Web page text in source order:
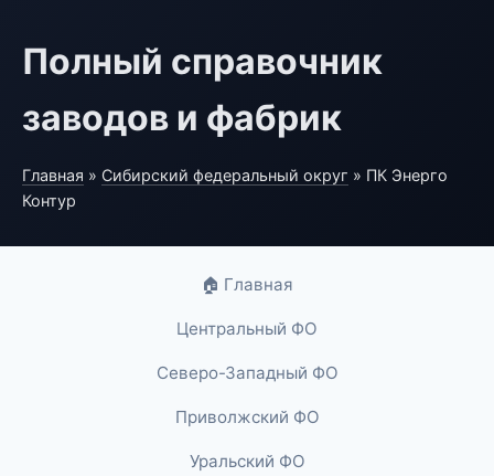
Полный справочник
заводов и фабрик
Главная » Сибирский федеральный округ » ПК Энерго
Контур
🏠 Главная
Центральный ФО
Северо-Западный ФО
Приволжский ФО
Уральский ФО